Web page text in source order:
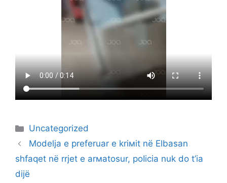
Categories
Uncategorized
Modelja e preferuar e kriмit në Elbasan
shfaqet në rrjet e arмatosur, poIicia nuk do t’ia
dijë